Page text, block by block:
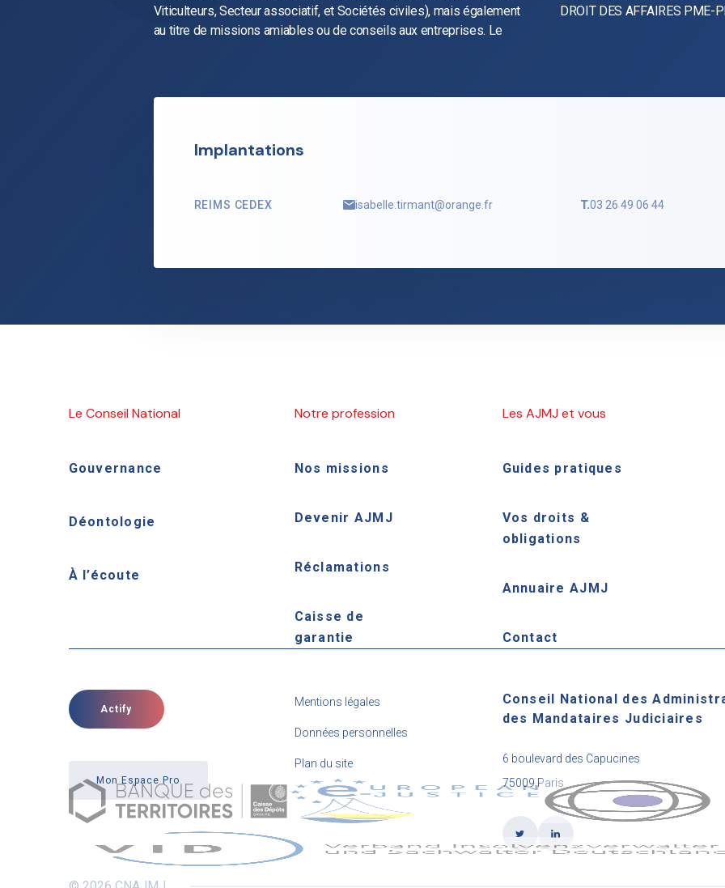
Viticulteurs, Secteur associatif, et Sociétés civiles), mais également
au titre de missions amiables ou de conseils aux entreprises. Le
DROIT DES AFFAIRES PME-
Implantations
REIMS CEDEX isabelle.tirmant@orange.fr T.03 26 49 06 44
Le Conseil National
Gouvernance
Déontologie
À l’écoute
Notre profession
Nos missions
Devenir AJMJ
Réclamations
Caisse de
garantie
Les AJMJ et vous
Guides pratiques
Vos droits &
obligations
Annuaire AJMJ
Contact
Actify
Mon Espace Pro
Mentions légales
Données personnelles
Plan du site
Conseil National des
des Mandataires Judiciaires
6 boulevard des Capucines
75009 Paris